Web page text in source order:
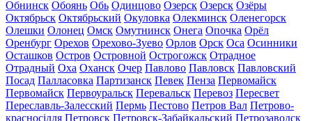
Обнинск Обоянь Обь Одинцово Озерск Озерск Озёры
Октябрьск Октябрьский Окуловка Олекминск Оленегорск
Олешки Олонец Омск Омутнинск Онега Опочка Орёл
Оренбург Орехов Орехово-Зуево Орлов Орск Оса Осинники
Осташков Остров Островной Острогожск Отрадное
Отрадный Оха Оханск Очер Павлово Павловск Павловский
Посад Палласовка Партизанск Певек Пенза Первомайск
Первомайск Первоуральск Перевальск Перевоз Пересвет
Переславль-Залесский Пермь Пестово Петров Вал Петрово-
красносілля Петровск Петровск-Забайкальский Петрозаводск